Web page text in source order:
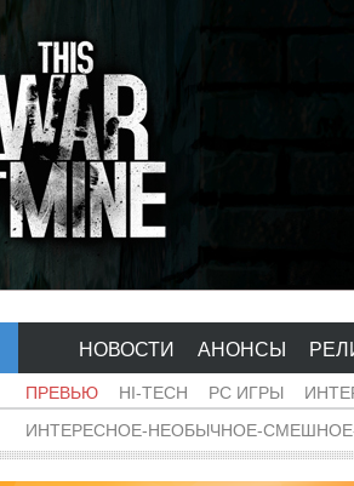
НОВОСТИ АНОНСЫ
ПРЕВЬЮ HI-TECH PC ИГРЫ
ИНТЕРЕСНОЕ-НЕОБЫЧНОЕ-